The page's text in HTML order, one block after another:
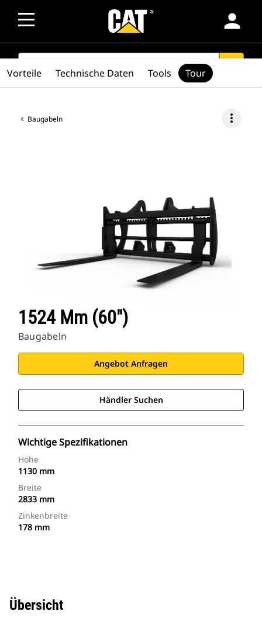
person
SEARCH
Baugabeln more_vert
1524 Mm (60″)
Baugabeln
Angebot Anfragen
Händler Suchen
Wichtige Spezifikationen
Höhe
1130 mm
Breite
2833 mm
Zinkenbreite
178 mm
Vorteile Technische Daten Tools Tour
Übersicht